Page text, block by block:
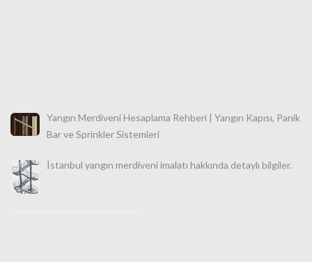
Bar ve Sprinkler Sistemleri